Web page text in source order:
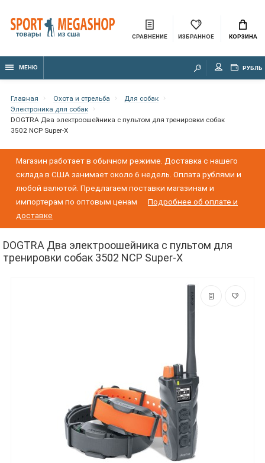
СРАВНЕНИЕ ИЗБРАННОЕ КОРЗИНА
МЕНЮ РУБЛЬ
Главная Охота и стрельба
Для собак
Электроника для собак
DOGTRA Два электроошейника с пультом для тренировки собак
3502 NCP Super-X
Магазин работает в обычном режиме. Доставка с нашего
склада в США занимает около 6 недель. Оплата рублями и
любой валютой. Предлагаем поставки магазинам и
импортерам по оптовым ценам
Подробнее об оплате и
доставке
DOGTRA Два электроошейника с пультом для
тренировки собак 3502 NCP Super-X